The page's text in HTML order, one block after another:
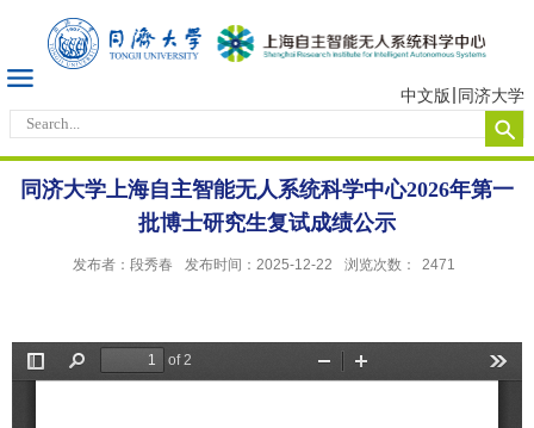
中文版 同济大学
同济大学上海自主智能无人系统科学中心2026年第一
批博士研究生复试成绩公示
发布者：段秀春 发布时间：2025-12-22 浏览次数： 2471